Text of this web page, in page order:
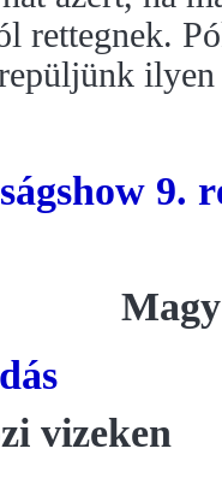
rettegnek.
ilyen
9.
vizeken